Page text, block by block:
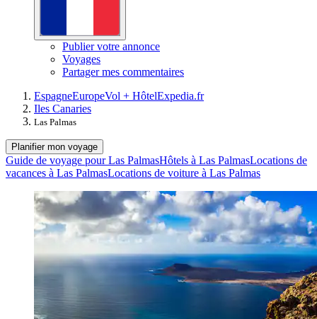
Publier votre annonce
Voyages
Partager mes commentaires
EspagneEuropeVol + HôtelExpedia.fr
Iles Canaries
Las Palmas
Planifier mon voyage
Guide de voyage pour Las PalmasHôtels à Las PalmasLocations de
vacances à Las PalmasLocations de voiture à Las Palmas